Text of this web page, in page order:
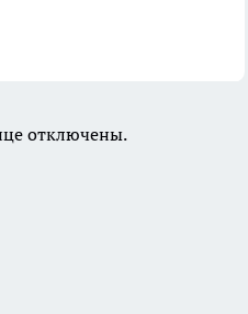
отключены.